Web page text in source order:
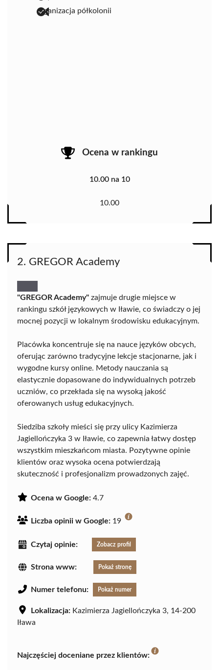
organizacja półkolonii
Ocena w rankingu
10.00 na 10
10.00
2. GREGOR Academy
"GREGOR Academy" zajmuje drugie miejsce w
rankingu szkół językowych w Iławie, co świadczy o jej
mocnej pozycji w lokalnym środowisku edukacyjnym.
Placówka koncentruje się na nauce języków obcych,
oferując zarówno tradycyjne lekcje stacjonarne, jak i
wygodne kursy online. Metody nauczania są
elastycznie dopasowane do indywidualnych potrzeb
uczniów, co przekłada się na wysoką jakość
oferowanych usług edukacyjnych.
Siedziba szkoły mieści się przy ulicy Kazimierza
Jagiellończyka 3 w Iławie, co zapewnia łatwy dostęp
wszystkim mieszkańcom miasta. Pozytywne opinie
klientów oraz wysoka ocena potwierdzają
skuteczność i profesjonalizm prowadzonych zajęć.
Ocena w Google: 4.7
Liczba opinii w Google: 19
Czytaj opinie: Zobacz profil
Strona www: Pokaż stronę
Numer telefonu: Pokaż numer
Lokalizacja: Kazimierza Jagiellończyka 3, 14-200
Iława
Najczęściej doceniane przez klientów: